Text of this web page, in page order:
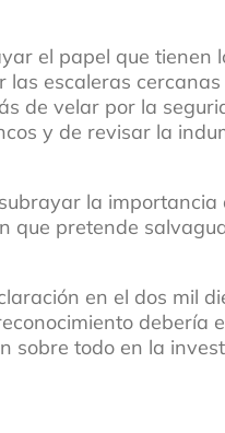
el papel que tienen
las escaleras
de velar por la
y de revisar la
la importancia
que pretende
en el dos mil
debería
sobre todo en la